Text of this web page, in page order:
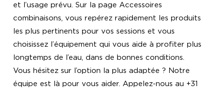
et l’usage prévu. Sur la page Accessoires
combinaisons, vous repérez rapidement les produits
les plus pertinents pour vos sessions et vous
choisissez l’équipement qui vous aide à profiter plus
longtemps de l’eau, dans de bonnes conditions.
Vous hésitez sur l’option la plus adaptée ? Notre
équipe est là pour vous aider. Appelez-nous au +31